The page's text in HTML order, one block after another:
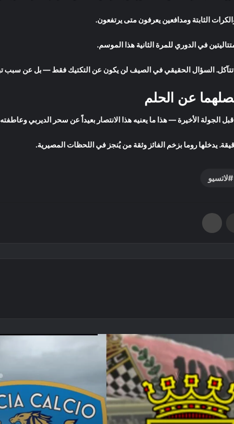
الثابتة ومدافعين يعرفون متى يرتفعون.
في الدوري للمرة الثانية هذا الموسم.
تتآكل. السؤال الحقيقي في الصيف لن يكون عن التكتيك فقط — بل عن سبب
عن الحلم
الجولة الأخيرة — هذا ما يعنيه هذا الانتصار بعيداً عن سحر الديربي
يدخلها روما بزخم الفائز وثقة من يُنجز في اللحظات المصيرية.
لاتسيو